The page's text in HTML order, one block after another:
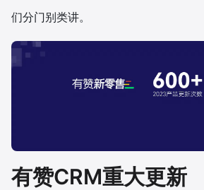
培训课程
私域课程 新零售内参
增长俱乐部
合作共进
们分门别类讲。
有赞CRM重大更新